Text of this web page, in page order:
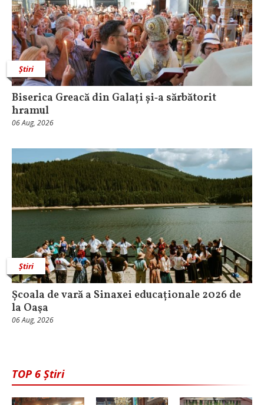
Știri
Biserica Greacă din Galați și‑a sărbătorit
hramul
06 Aug, 2026
Știri
Școala de vară a Sinaxei educaționale 2026 de
la Oaşa
06 Aug, 2026
TOP 6 Știri